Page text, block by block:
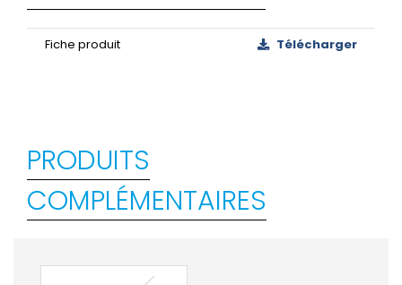
Fiche produit Télécharger
PRODUITS
COMPLÉMENTAIRES